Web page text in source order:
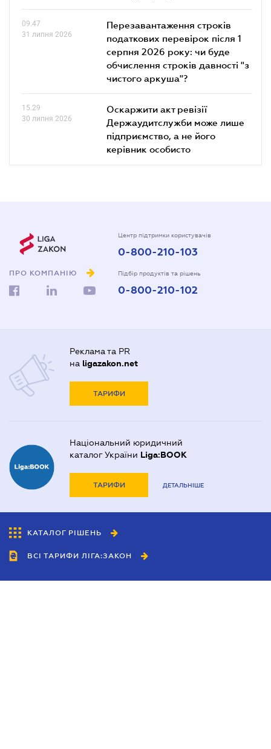
09.47
31 липня 2026
Перезавантаження строків
податкових перевірок після 1
серпня 2026 року: чи буде
обчислення строків давності "з
чистого аркуша"?
15.29
30 липня 2026
Оскаржити акт ревізії
Держаудитслужби може лише
підприємство, а не його
керівник особисто
ПРО КОМПАНІЮ
Центр підтримки користувачів
0-800-210-103
Підбір продуктів та рішень
0-800-210-102
Реклама та PR
на ligazakon.net
ТАРИФИ
Національний юридичний
каталог України Liga:BOOK
ТАРИФИ ДЕТАЛЬНІШЕ
КАТАЛОГ РІШЕНЬ
ВСІ ТАРИФИ ЛІГА:ЗАКОН